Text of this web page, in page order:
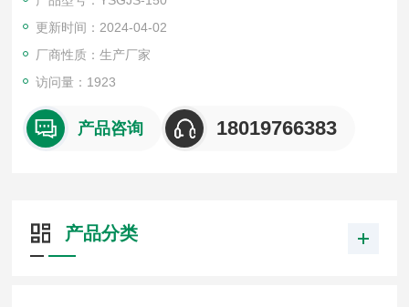
下，检验其各项性能指标。
更新时间：2024-04-02
厂商性质：生产厂家
访问量：1923
产品咨询 18019766383
产品分类